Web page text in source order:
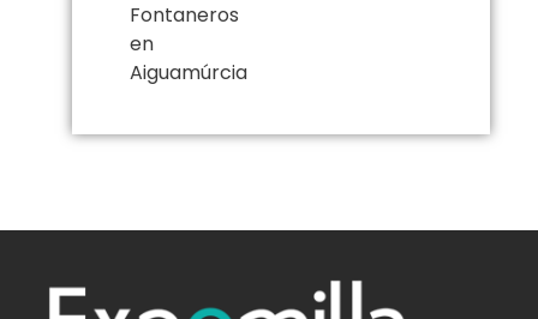
Fontaneros
en
Aiguamúrcia